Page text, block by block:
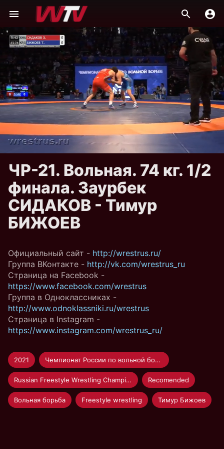
ЧР-21. Вольная. 74 кг. 1/2
финала. Заурбек
СИДАКОВ - Тимур
БИЖОЕВ
Официальный сайт - http://wrestrus.ru/
Группа ВКонтакте - http://vk.com/wrestrus_ru
Страница на Facebook -
https://www.facebook.com/wrestrus
Группа в Одноклассниках -
http://www.odnoklassniki.ru/wrestrus
Страница в Instagram -
https://www.instagram.com/wrestrus_ru/
2021 Чемпионат России по вольной борьбе 2021
Russian Freestyle Wrestling Championship 2021 Recomended
Вольная борьба Freestyle wrestling Тимур Бижоев